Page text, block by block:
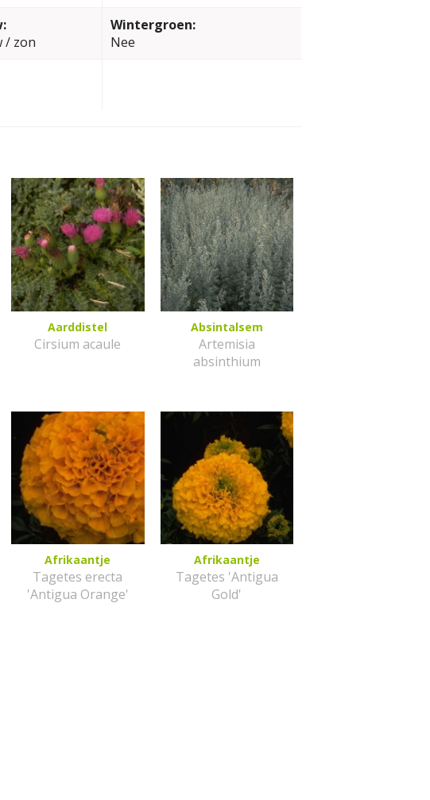
/ zon
Wintergroen:
Nee
Aarddistel
Cirsium acaule
Absintalsem
Artemisia
absinthium
Afrikaantje
Tagetes erecta
'Antigua Orange'
Afrikaantje
Tagetes 'Antigua
Gold'